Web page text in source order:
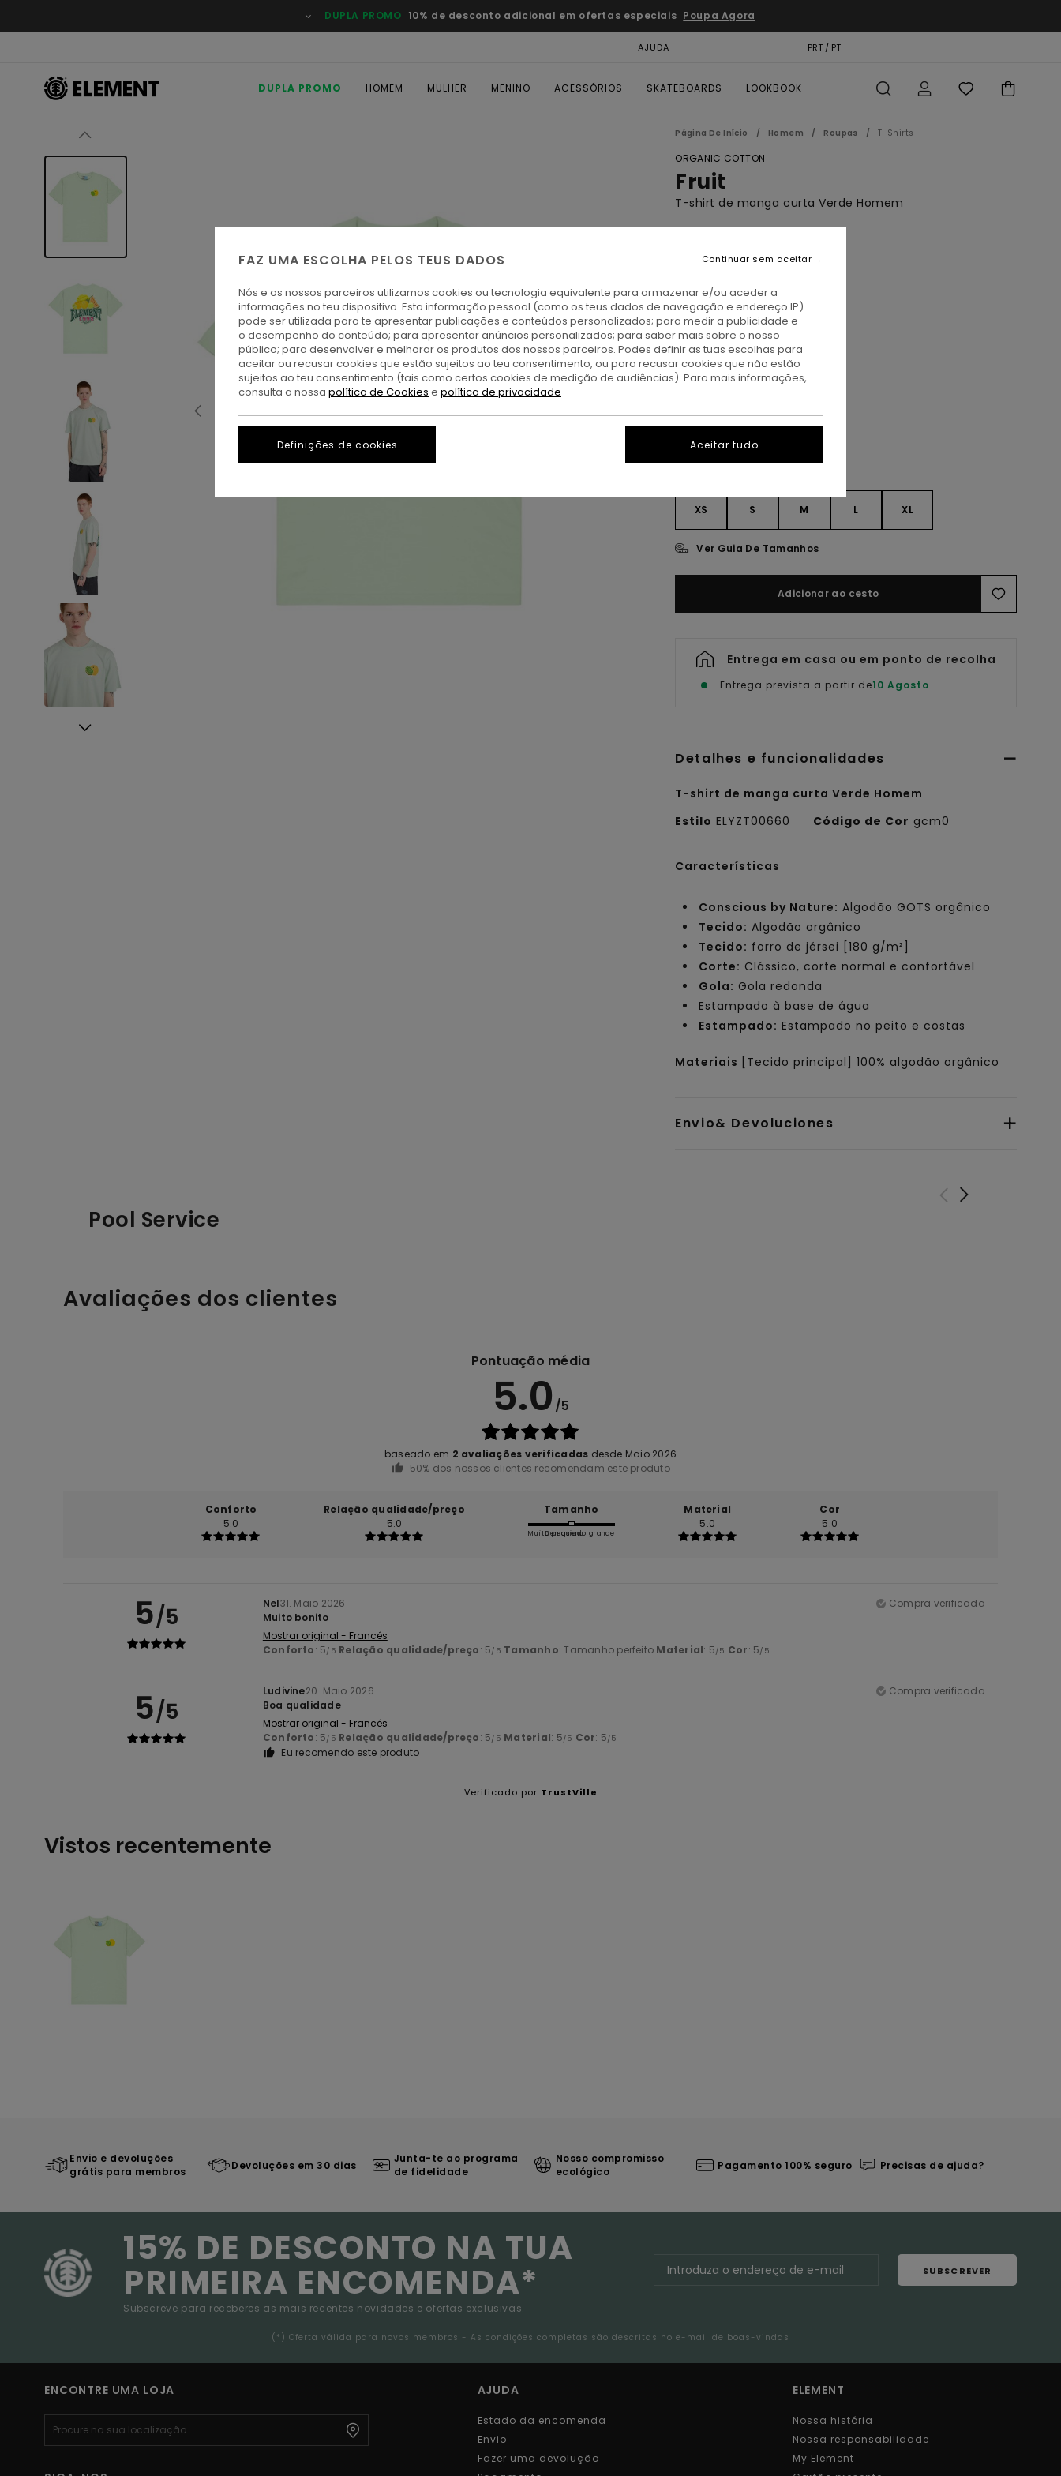
a
DUPLA PROMO 10% de desconto adicional em ofertas especiais Poupa Agora
AJUDA PRT / PT
DUPLA PROMO HOMEM MULHER MENINO ACESSÓRIOS SKATEBOARDS LOOKBOOK
Página De Início Homem Roupas T-Shirts
ORGANIC COTTON
Fruit
T-shirt de manga curta Verde Homem
5.0
ECO-BONUS
€ 22,05
OFERTAS
DUPLA PROMO 10% EXTRA
CorGreen Lily
XS S M L XL
Ver Guia De Tamanhos
Adicionar ao cesto
Entrega em casa ou em ponto de recolha
Entrega prevista a partir de10 Agosto
Detalhes e funcionalidades
T-shirt de manga curta Verde Homem
Estilo ELYZT00660 Código de Cor gcm0
Características
Conscious by Nature: Algodão GOTS orgânico
Tecido: Algodão orgânico
Tecido: forro de jérsei [180 g/m²]
Corte: Clássico, corte normal e confortável
Gola: Gola redonda
Estampado à base de água
Estampado: Estampado no peito e costas
Materiais [Tecido principal] 100% algodão orgânico
Envio& Devoluciones
Pool Service
Avaliações dos clientes
Pontuação média
5.0 /5
baseado em 2 avaliações verificadas desde Maio 2026
50% dos nossos clientes recomendam este produto
Conforto
5.0
Relação qualidade/preço
5.0
Tamanho
Muito pequeno
Demasiado grande
Material
5.0
Cor
5.0
5/5 Nel31. Maio 2026
Compra verificada
Muito bonito
Mostrar original - Francês
Conforto: 5/5 Relação qualidade/preço: 5/5 Tamanho: Tamanho perfeito Material: 5/5 Cor: 5/5
5/5
Ludivine20. Maio 2026
Compra verificada
Boa qualidade
Mostrar original - Francês
Conforto: 5/5 Relação qualidade/preço: 5/5 Material: 5/5 Cor: 5/5
Eu recomendo este produto
Verificado por TrustVille
Vistos recentemente
Envio e devoluções
grátis para membros
Devoluções em 30 dias
Junta-te ao programa
de fidelidade
Nosso compromisso
ecológico
Pagamento 100% seguro Precisas de ajuda?
15% DE DESCONTO NA TUA
PRIMEIRA ENCOMENDA*
Subscreve para receberes as mais recentes novidades e ofertas exclusivas.
SUBSCREVER
(*) Oferta válida para novos membros - As condições completas são descritas no e-mail de boas-vindas
ENCONTRE UMA LOJA AJUDA
Estado da encomenda
Envio
Fazer uma devolução
ELEMENT
Nossa história
Nossa responsabilidade
My Element
FAZ UMA ESCOLHA PELOS TEUS DADOS
Nós e os nossos parceiros utilizamos cookies ou tecnologia equivalente para armazenar e/ou aceder a
informações no teu dispositivo. Esta informação pessoal (como os teus dados de navegação e endereço IP)
pode ser utilizada para te apresentar publicações e conteúdos personalizados; para medir a publicidade e
o desempenho do conteúdo; para apresentar anúncios personalizados; para saber mais sobre o nosso
público; para desenvolver e melhorar os produtos dos nossos parceiros. Podes definir as tuas escolhas para
aceitar ou recusar cookies que estão sujeitos ao teu consentimento, ou para recusar cookies que não estão
sujeitos ao teu consentimento (tais como certos cookies de medição de audiências). Para mais informações,
consulta a nossa política de Cookies e política de privacidade
Definições de cookies
Continuar sem aceitar
Aceitar tudo